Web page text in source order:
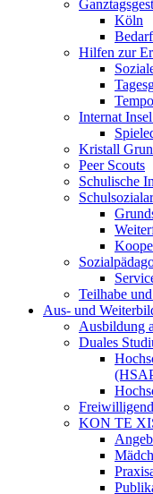
Köln
Hilfen zur
Internat
Kristall
Peer Scouts
Schulische
Teilhabe
Aus- und
Ausbildung
Duales
KON TE